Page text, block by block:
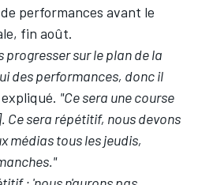
performances avant le
fin août.
progresser sur le plan de la
des performances, donc il
"Ce sera une course
sera répétitif, nous devons
médias tous les jeudis,